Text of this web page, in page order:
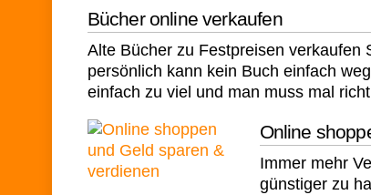
Bücher online verkaufen
Alte Bücher zu Festpreisen verkaufen
persönlich kann kein Buch einfach
einfach zu viel und man muss mal
Online
Immer mehr
günstiger zu